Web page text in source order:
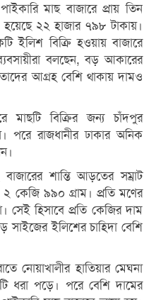
মাছ বাজারে প্রায় তিন
২২ হাজার ৭৯৮ টাকায়।
বিক্রি হওয়ায় বাজারে
বলছেন, বড় আকারের
আগ্রহ বেশি থাকায় দামও
বিক্রির জন্য চাঁদপুর
পরে রাজধানীর ঢাকার অনিক
শান্তি আড়তের সম্রাট
কেজি ৯৯০ গ্রাম। প্রতি মণের
সেই হিসাবে প্রতি কেজির দাম
সাইজের ইলিশের চাহিদা বেশি
নোয়াখালীর হাতিয়ার মেঘনা
ধরা পড়ে। পরে বেশি দামের